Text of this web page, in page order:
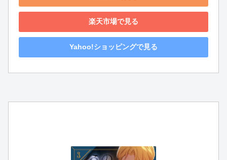
楽天市場で見る
Yahoo!ショッピングで見る